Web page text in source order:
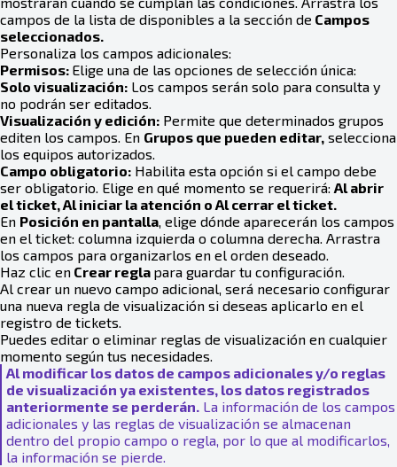
campos de la lista de disponibles a la sección de Campos
seleccionados.
Personaliza los campos adicionales:
Permisos: Elige una de las opciones de selección única:
Solo visualización: Los campos serán solo para consulta y
no podrán ser editados.
Visualización y edición: Permite que determinados grupos
editen los campos. En Grupos que pueden editar, selecciona
los equipos autorizados.
Campo obligatorio: Habilita esta opción si el campo debe
ser obligatorio. Elige en qué momento se requerirá: Al abrir
el ticket, Al iniciar la atención o Al cerrar el ticket.
En Posición en pantalla, elige dónde aparecerán los campos
en el ticket: columna izquierda o columna derecha. Arrastra
los campos para organizarlos en el orden deseado.
Haz clic en Crear regla para guardar tu configuración.
Al crear un nuevo campo adicional, será necesario configurar
una nueva regla de visualización si deseas aplicarlo en el
registro de tickets.
Puedes editar o eliminar reglas de visualización en cualquier
momento según tus necesidades.
Al modificar los datos de campos adicionales y/o reglas
de visualización ya existentes, los datos registrados
anteriormente se perderán. La información de los campos
adicionales y las reglas de visualización se almacenan
dentro del propio campo o regla, por lo que al modificarlos,
la información se pierde.